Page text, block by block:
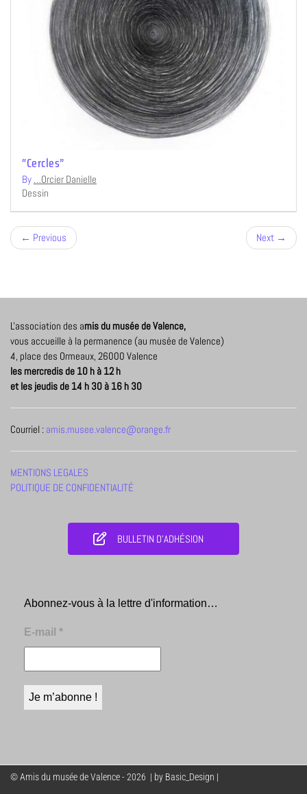
“Cercles”
By …Orcier Danielle
Dessin
← Previous Next →
L'association des amis du musée de Valence,
vous accueille à la permanence (au musée de Valence)
4, place des Ormeaux, 26000 Valence
les mercredis de 10 h à 12 h
et les jeudis de 14 h 30 à 16 h 30
Courriel : amis.musee.valence@orange.fr
MENTIONS LEGALES
POLITIQUE DE CONFIDENTIALITÉ
BULLETIN D'ADHÉSION
Abonnez-vous à la lettre d'information…
E-mail *
© Amis du musée de Valence - 2026 | by Basic_Design |